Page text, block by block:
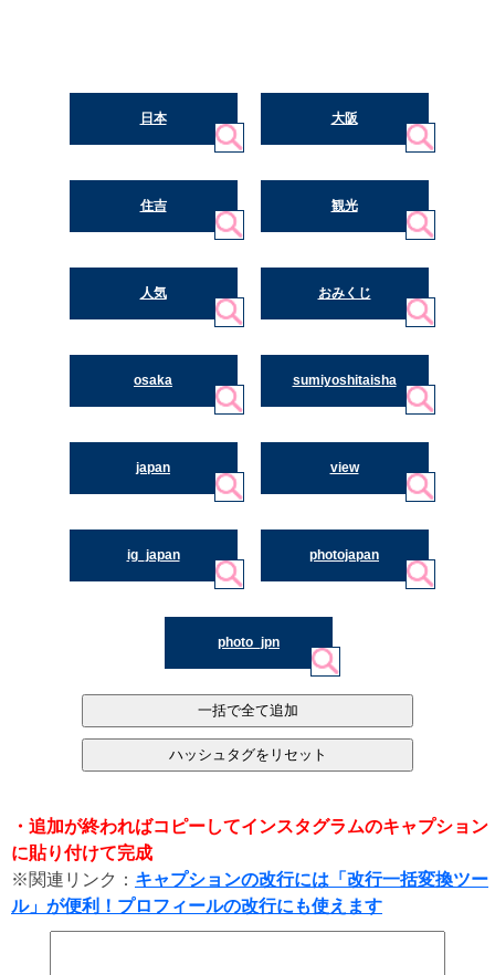
日本 大阪
住吉 観光
人気 おみくじ
osaka sumiyoshitaisha
japan view
ig_japan photojapan
photo_jpn
・追加が終わればコピーしてインスタグラムのキャプション
に貼り付けて完成
※関連リンク： キャプションの改行には「改行一括変換ツー
ル」が便利！プロフィールの改行にも使えます